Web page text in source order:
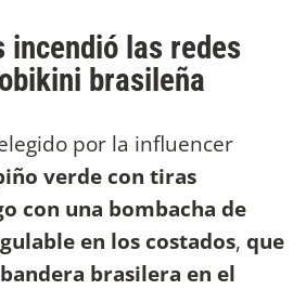
incendió las redes
brasileña
por la influencer
verde con tiras
con una bombacha de
en los costados, que
brasilera en el